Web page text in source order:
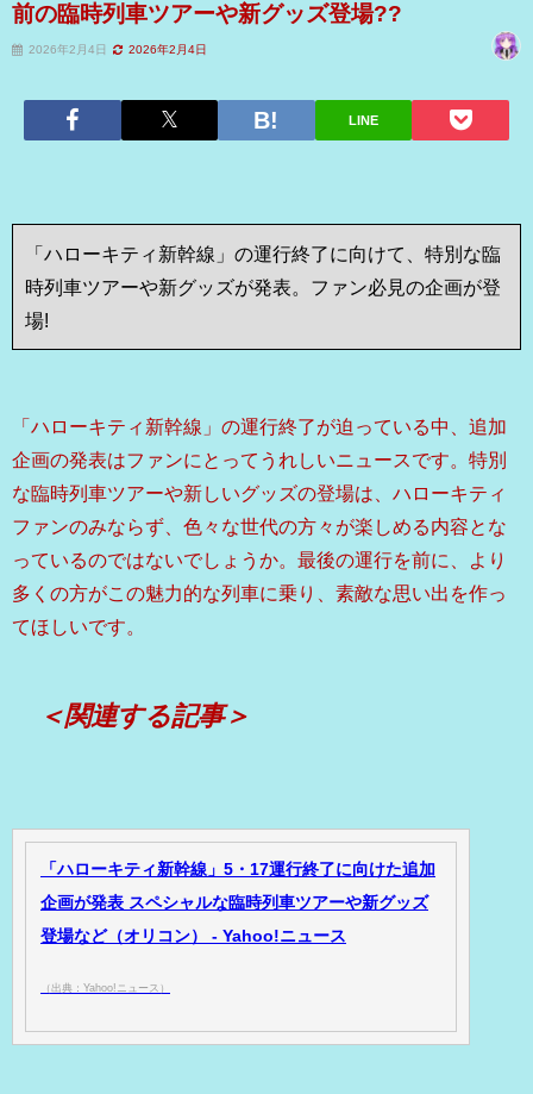
前の臨時列車ツアーや新グッズ登場??
2026年2月4日 2026年2月4日
LINE
「ハローキティ新幹線」の運行終了に向けて、特別な臨
時列車ツアーや新グッズが発表。ファン必見の企画が登
場!
「ハローキティ新幹線」の運行終了が迫っている中、追加
企画の発表はファンにとってうれしいニュースです。特別
な臨時列車ツアーや新しいグッズの登場は、ハローキティ
ファンのみならず、色々な世代の方々が楽しめる内容とな
っているのではないでしょうか。最後の運行を前に、より
多くの方がこの魅力的な列車に乗り、素敵な思い出を作っ
てほしいです。
＜関連する記事＞
「ハローキティ新幹線」5・17運行終了に向けた追加
企画が発表 スペシャルな臨時列車ツアーや新グッズ
登場など（オリコン） - Yahoo!ニュース
（出典：Yahoo!ニュース）